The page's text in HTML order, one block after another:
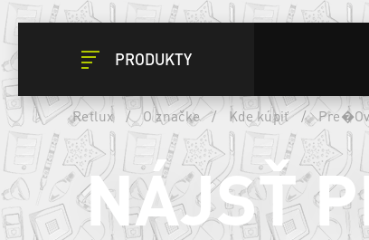
PRODUKTY
Retlux / O značke / Kde kúpiť /
NÁJSŤ